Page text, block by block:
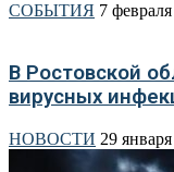
СОБЫТИЯ 7
В Ростовской
вирусных
НОВОСТИ 29